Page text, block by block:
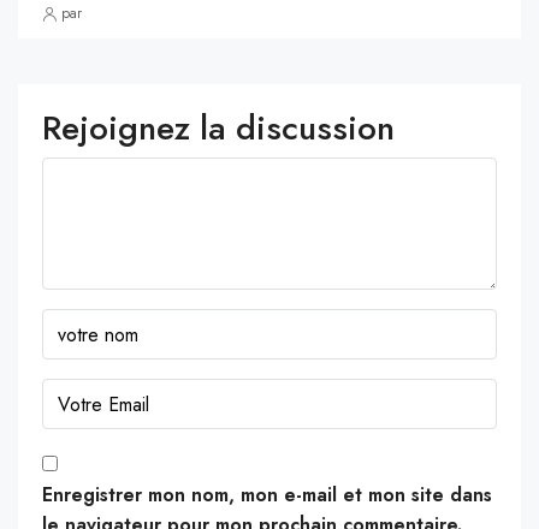
par
Rejoignez la discussion
Enregistrer mon nom, mon e-mail et mon site dans